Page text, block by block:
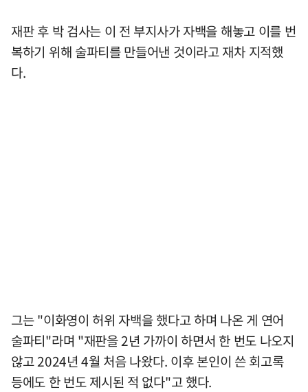
재판 후 박 검사는 이 전 부지사가 자백을 해놓고 이를 번
복하기 위해 술파티를 만들어낸 것이라고 재차 지적했
다.
그는 "이화영이 허위 자백을 했다고 하며 나온 게 연어
술파티"라며 "재판을 2년 가까이 하면서 한 번도 나오지
않고 2024년 4월 처음 나왔다. 이후 본인이 쓴 회고록
등에도 한 번도 제시된 적 없다"고 했다.